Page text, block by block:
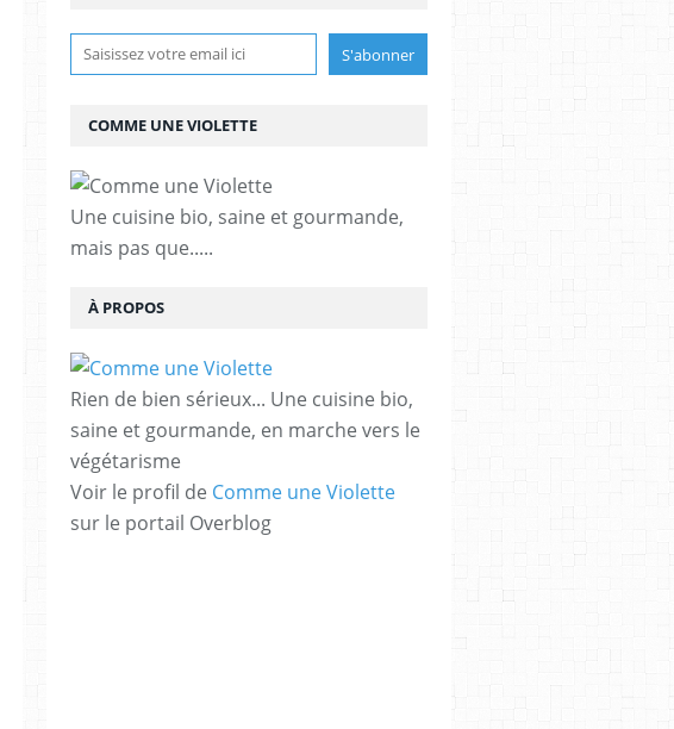
COMME UNE VIOLETTE
Une cuisine bio, saine et gourmande,
mais pas que.....
À PROPOS
Rien de bien sérieux... Une cuisine bio,
saine et gourmande, en marche vers le
végétarisme
Voir le profil de Comme une Violette
sur le portail Overblog